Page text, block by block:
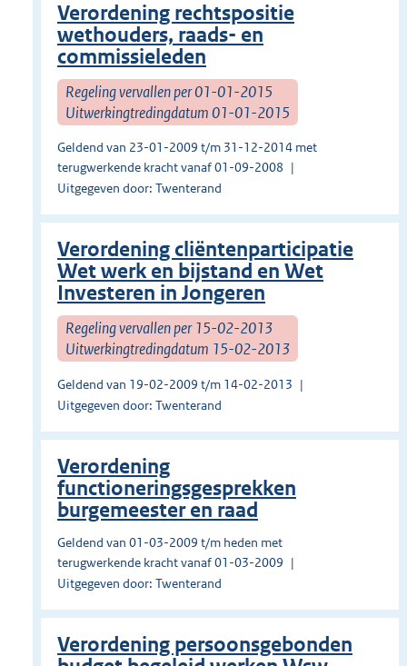
Verordening rechtspositie
wethouders, raads- en
commissieleden
Regeling vervallen per 01-01-2015
Uitwerkingtredingdatum 01-01-2015
Geldend van 23-01-2009 t/m 31-12-2014 met
terugwerkende kracht vanaf 01-09-2008
Uitgegeven door: Twenterand
Verordening cliëntenparticipatie
Wet werk en bijstand en Wet
Investeren in Jongeren
Regeling vervallen per 15-02-2013
Uitwerkingtredingdatum 15-02-2013
Geldend van 19-02-2009 t/m 14-02-2013
Uitgegeven door: Twenterand
Verordening
functioneringsgesprekken
burgemeester en raad
Geldend van 01-03-2009 t/m heden met
terugwerkende kracht vanaf 01-03-2009
Uitgegeven door: Twenterand
Verordening persoonsgebonden